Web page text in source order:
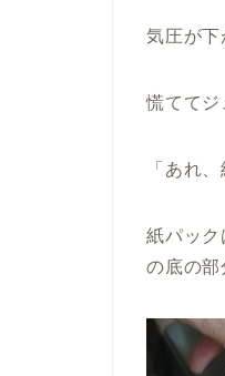
気圧が
慌てて
「あれ
紙パッ
の底の